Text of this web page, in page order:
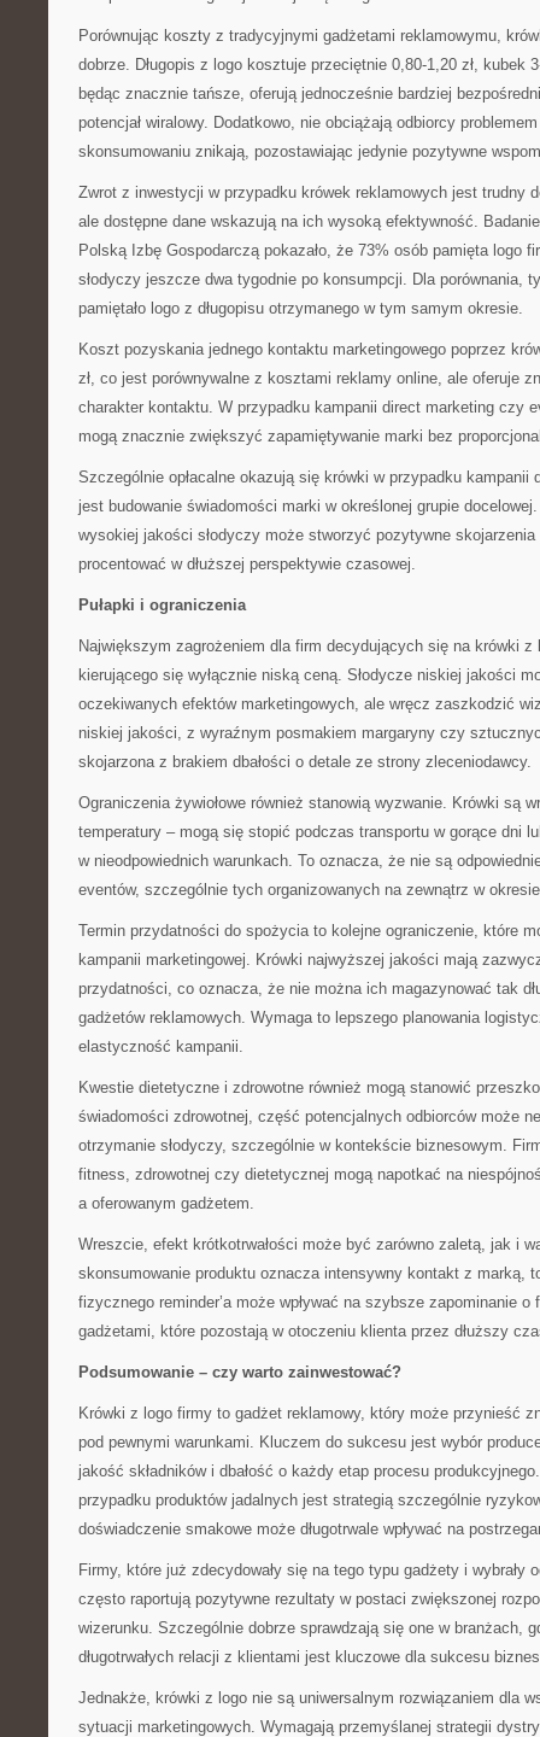
Porównując koszty z tradycyjnymi gadżetami reklamowymu,
dobrze. Długopis z logo kosztuje przeciętnie 0,80-1,20 zł, kubek
będąc znacznie tańsze, oferują jednocześnie bardziej
potencjał wiralowy. Dodatkowo, nie obciążają odbiorcy
skonsumowaniu znikają, pozostawiając jedynie pozytywne
Zwrot z inwestycji w przypadku krówek reklamowych jest trudny
ale dostępne dane wskazują na ich wysoką efektywność.
Polską Izbę Gospodarczą pokazało, że 73% osób pamięta logo
słodyczy jeszcze dwa tygodnie po konsumpcji. Dla porównania,
pamiętało logo z długopisu otrzymanego w tym samym okresie.
Koszt pozyskania jednego kontaktu marketingowego poprzez
zł, co jest porównywalne z kosztami reklamy online, ale oferuje
charakter kontaktu. W przypadku kampanii direct marketing czy
mogą znacznie zwiększyć zapamiętywanie marki bez
Szczególnie opłacalne okazują się krówki w przypadku kampanii
jest budowanie świadomości marki w określonej grupie
wysokiej jakości słodyczy może stworzyć pozytywne
procentować w dłuższej perspektywie czasowej.
Pułapki i ograniczenia
Największym zagrożeniem dla firm decydujących się na krówki z
kierującego się wyłącznie niską ceną. Słodycze niskiej jakości
oczekiwanych efektów marketingowych, ale wręcz zaszkodzić
niskiej jakości, z wyraźnym posmakiem margaryny czy
skojarzona z brakiem dbałości o detale ze strony zleceniodawcy.
Ograniczenia żywiołowe również stanowią wyzwanie. Krówki są
temperatury – mogą się stopić podczas transportu w gorące dni
w nieodpowiednich warunkach. To oznacza, że nie są
eventów, szczególnie tych organizowanych na zewnątrz w
Termin przydatności do spożycia to kolejne ograniczenie, które
kampanii marketingowej. Krówki najwyższej jakości mają
przydatności, co oznacza, że nie można ich magazynować tak
gadżetów reklamowych. Wymaga to lepszego planowania
elastyczność kampanii.
Kwestie dietetyczne i zdrowotne również mogą stanowić
świadomości zdrowotnej, część potencjalnych odbiorców może
otrzymanie słodyczy, szczególnie w kontekście biznesowym.
fitness, zdrowotnej czy dietetycznej mogą napotkać na
a oferowanym gadżetem.
Wreszcie, efekt krótkotrwałości może być zarówno zaletą, jak i
skonsumowanie produktu oznacza intensywny kontakt z marką,
fizycznego reminder’a może wpływać na szybsze zapominanie o
gadżetami, które pozostają w otoczeniu klienta przez dłuższy
Podsumowanie – czy warto zainwestować?
Krówki z logo firmy to gadżet reklamowy, który może przynieść
pod pewnymi warunkami. Kluczem do sukcesu jest wybór
jakość składników i dbałość o każdy etap procesu
przypadku produktów jadalnych jest strategią szczególnie
doświadczenie smakowe może długotrwale wpływać na
Firmy, które już zdecydowały się na tego typu gadżety i wybrały
często raportują pozytywne rezultaty w postaci zwiększonej
wizerunku. Szczególnie dobrze sprawdzają się one w branżach,
długotrwałych relacji z klientami jest kluczowe dla sukcesu
Jednakże, krówki z logo nie są uniwersalnym rozwiązaniem dla
sytuacji marketingowych. Wymagają przemyślanej strategii